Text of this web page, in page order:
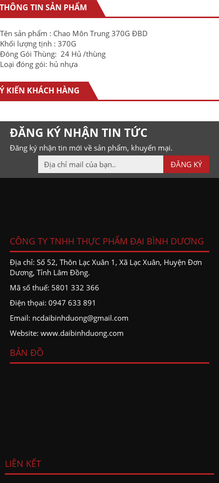
THÔNG TIN SẢN PHẨM
Tên sản phẩm : Chao Môn Trung 370G ĐBD
Khối lượng tịnh : 370G
Đóng Gói Thùng: 24 Hủ /thùng
Loại đóng gói: hủ nhựa
Ý KIẾN KHÁCH HÀNG
ĐĂNG KÝ NHẬN TIN TỨC
Đăng ký nhận tin mới về sản phẩm, khuyến mại.
CÔNG TY TNHH THỰC PHẨM ĐẠI BÌNH DƯƠNG
Địa chỉ: Số 52, Thôn Lạc Xuân 1, Xã Lạc Xuân, Huyện Đơn
Dương, Tỉnh Lâm Đồng.
Mã số thuế: 5801 332 366
Điện thọai: 0947 633 891
Email: ncdaibinhduong@gmail.com
Website: www.daibinhduong.com
BẢN ĐỒ
LIÊN KẾT